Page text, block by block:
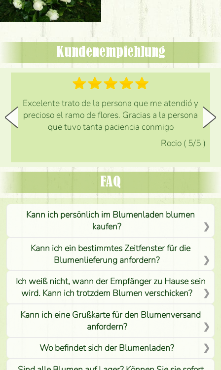
Kundenempfehlung
Excelente trato de la persona que me atendió y
precioso el ramo de flores. Gracias a la persona
que tuvo tanta paciencia conmigo
Rocio ( 5/5 )
FAQ
Kann ich persönlich im Blumenladen blumen
kaufen?
Kann ich ein bestimmtes Zeitfenster für die
Blumenlieferung anfordern?
Ich weiß nicht, wann der Empfänger zu Hause sein
wird. Kann ich trotzdem Blumen verschicken?
Kann ich eine Grußkarte für den Blumenversand
anfordern?
Wo befindet sich der Blumenladen?